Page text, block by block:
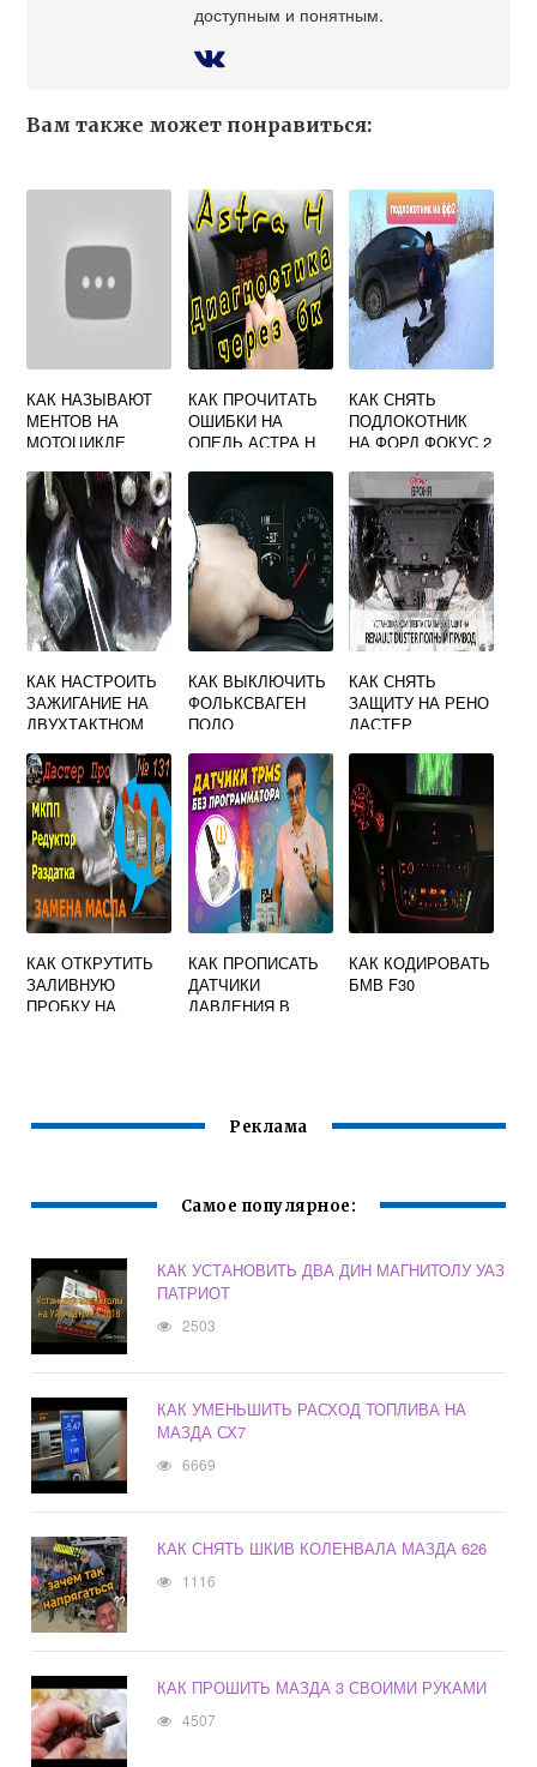
доступным и понятным.
Вам также может понравиться:
КАК НАЗЫВАЮТ
МЕНТОВ НА
МОТОЦИКЛЕ
КАК ПРОЧИТАТЬ
ОШИБКИ НА
ОПЕЛЬ АСТРА H
КАК СНЯТЬ
ПОДЛОКОТНИК
НА ФОРД ФОКУС 2
КАК НАСТРОИТЬ
ЗАЖИГАНИЕ НА
ДВУХТАКТНОМ
КАК ВЫКЛЮЧИТЬ
ФОЛЬКСВАГЕН
ПОЛО
КАК СНЯТЬ
ЗАЩИТУ НА РЕНО
ДАСТЕР
КАК ОТКРУТИТЬ
ЗАЛИВНУЮ
ПРОБКУ НА
КАК ПРОПИСАТЬ
ДАТЧИКИ
ДАВЛЕНИЯ В
КАК КОДИРОВАТЬ
БМВ F30
Реклама
Самое популярное:
КАК УСТАНОВИТЬ ДВА ДИН МАГНИТОЛУ УАЗ
ПАТРИОТ
2503
КАК УМЕНЬШИТЬ РАСХОД ТОПЛИВА НА
МАЗДА СХ7
6669
КАК СНЯТЬ ШКИВ КОЛЕНВАЛА МАЗДА 626
1116
КАК ПРОШИТЬ МАЗДА 3 СВОИМИ РУКАМИ
4507